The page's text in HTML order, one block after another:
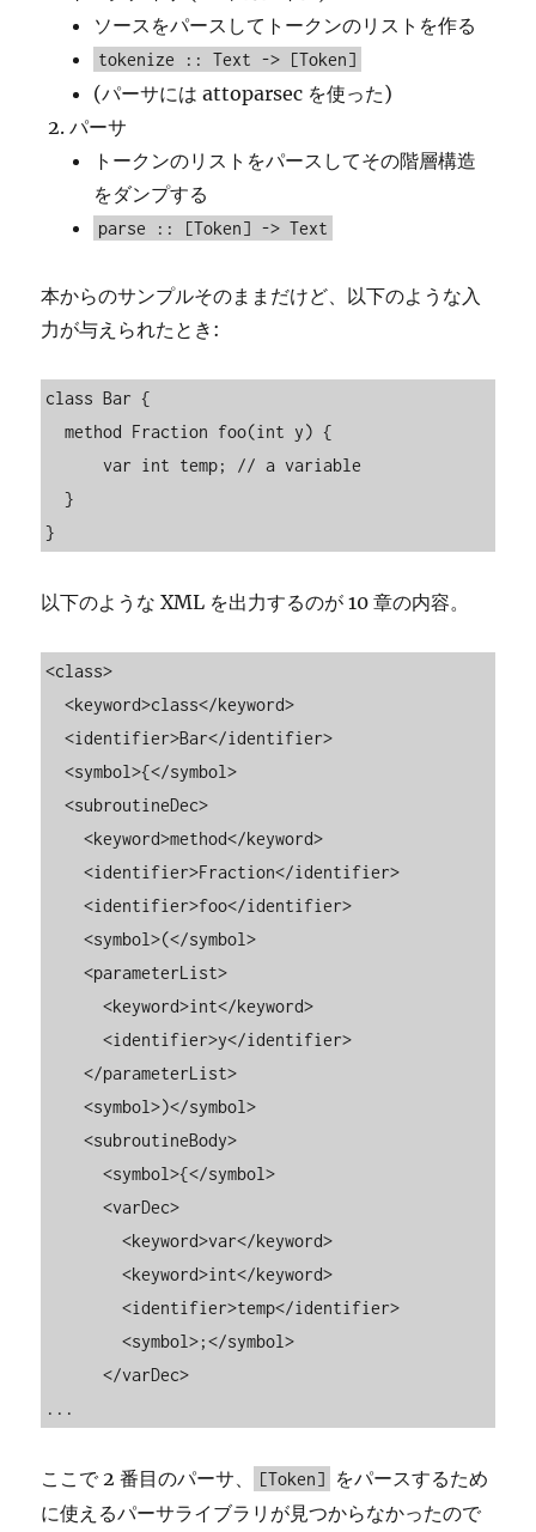
ソースをパースしてトークンのリストを作る
tokenize :: Text -> [Token]
(パーサには attoparsec を使った)
パーサ
トークンのリストをパースしてその階層構造
をダンプする
parse :: [Token] -> Text
本からのサンプルそのままだけど、以下のような入
力が与えられたとき:
class Bar {
  method Fraction foo(int y) {
      var int temp; // a variable
  }
}
以下のような XML を出力するのが 10 章の内容。
<class>
  <keyword>class</keyword>
  <identifier>Bar</identifier>
  <symbol>{</symbol>
  <subroutineDec>
    <keyword>method</keyword>
    <identifier>Fraction</identifier>
    <identifier>foo</identifier>
    <symbol>(</symbol>
    <parameterList>
      <keyword>int</keyword>
      <identifier>y</identifier>
    </parameterList>
    <symbol>)</symbol>
    <subroutineBody>
      <symbol>{</symbol>
      <varDec>
        <keyword>var</keyword>
        <keyword>int</keyword>
        <identifier>temp</identifier>
        <symbol>;</symbol>
      </varDec>
...
ここで 2 番目のパーサ、 [Token]
をパースするため
に使えるパーサライブラリが見つからなかったので